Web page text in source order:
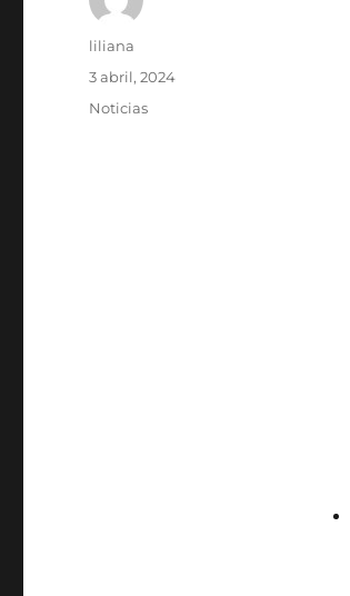
Autor
liliana
Publicado
3 abril, 2024
Categorías
Noticias